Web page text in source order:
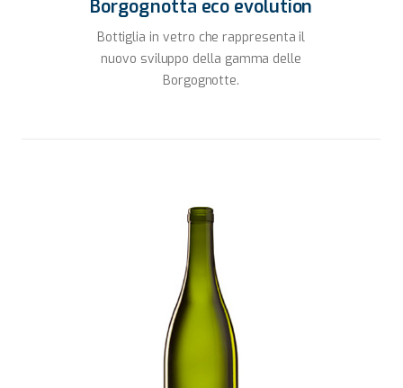
Borgognotta eco evolution
Bottiglia in vetro che rappresenta il
nuovo sviluppo della gamma delle
Borgognotte.